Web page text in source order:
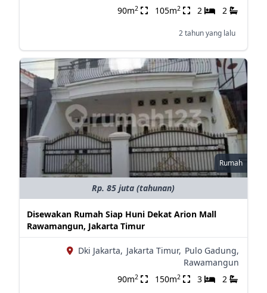
90m2 105m2 2 2
2 tahun yang lalu
Rumah
Rp. 85 juta (tahunan)
Disewakan Rumah Siap Huni Dekat Arion Mall
Rawamangun, Jakarta Timur
Dki Jakarta, Jakarta Timur, Pulo Gadung,
Rawamangun
90m2 150m2 3 2